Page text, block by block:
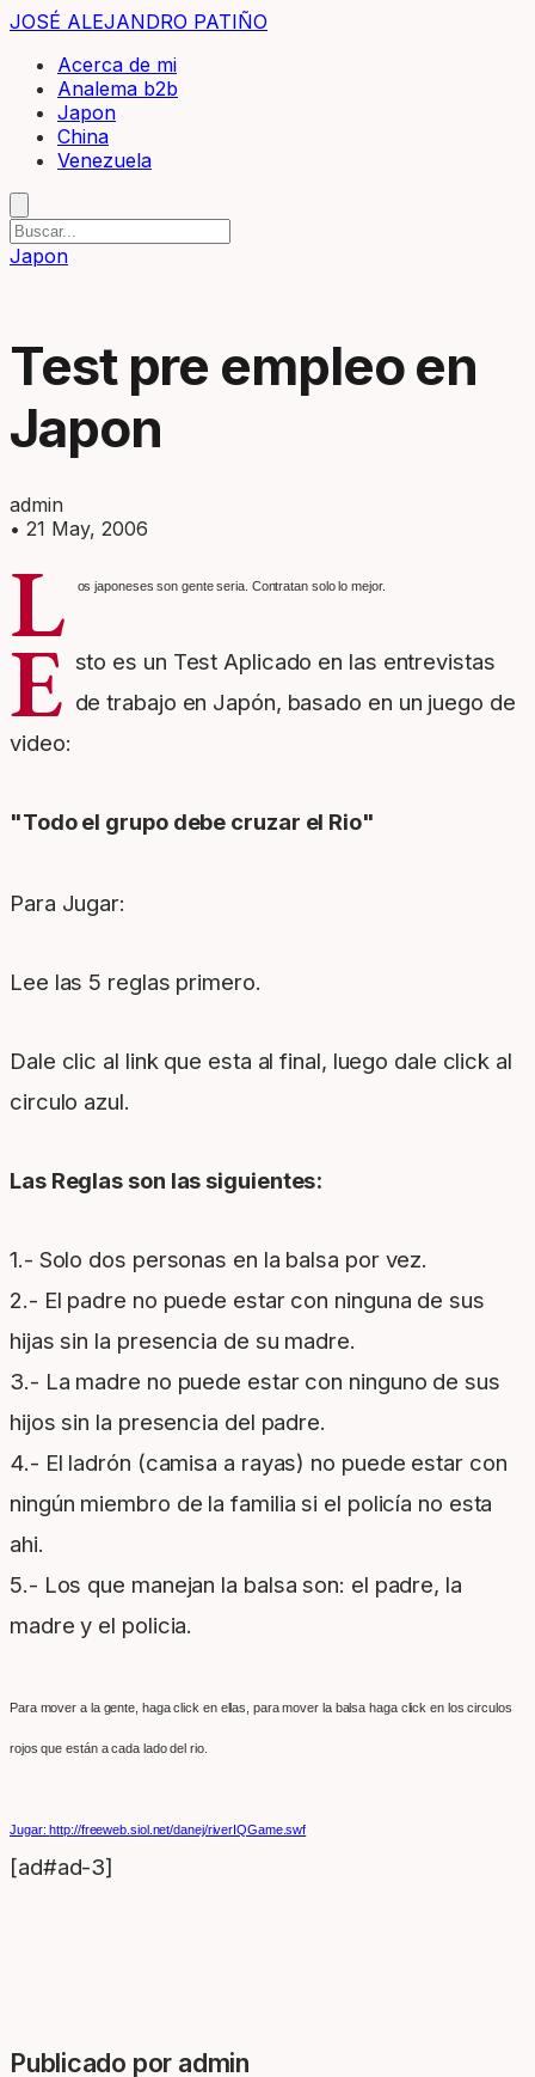
JOSÉ ALEJANDRO PATIÑO
Acerca de mi
Analema b2b
Japon
China
Venezuela
Japon
Test pre empleo en
Japon
admin
• 21 May, 2006
L os japoneses son gente seria. Contratan solo lo mejor.
E sto es un Test Aplicado en las entrevistas
de trabajo en Japón, basado en un juego de
video:
"Todo el grupo debe cruzar el Rio"
Para Jugar:
Lee las 5 reglas primero.
Dale clic al link que esta al final, luego dale click al
circulo azul.
Las Reglas son las siguientes:
1.- Solo dos personas en la balsa por vez.
2.- El padre no puede estar con ninguna de sus
hijas sin la presencia de su madre.
3.- La madre no puede estar con ninguno de sus
hijos sin la presencia del padre.
4.- El ladrón (camisa a rayas) no puede estar con
ningún miembro de la familia si el policía no esta
ahi.
5.- Los que manejan la balsa son: el padre, la
madre y el policia.
Para mover a la gente, haga click en ellas, para mover la balsa haga click en los circulos
rojos que están a cada lado del rio.
Jugar: http://freeweb.siol.net/danej/riverIQGame.swf
[ad#ad-3]
Publicado por admin